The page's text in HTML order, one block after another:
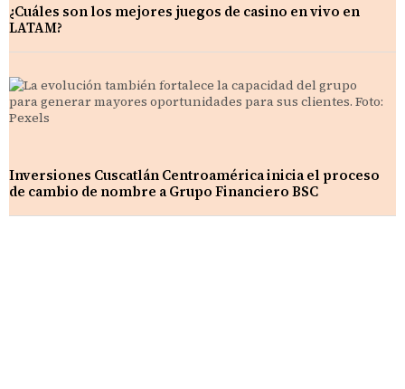
¿Cuáles son los mejores juegos de casino en vivo en
LATAM?
Inversiones Cuscatlán Centroamérica inicia el proceso
de cambio de nombre a Grupo Financiero BSC